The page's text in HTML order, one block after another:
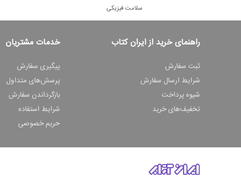
سلامت فیزیکی
راهنمای خرید از ایران کتاب
ثبت سفارش
شرایط ارسال سفارش
شیوه پرداخت
تخفیف‌های خرید
خدمات مشتریان
پیگیری سفارش
پرسش‌های متداول
بازگرداندن سفارش
شرایط استفاده
حریم خصوصی